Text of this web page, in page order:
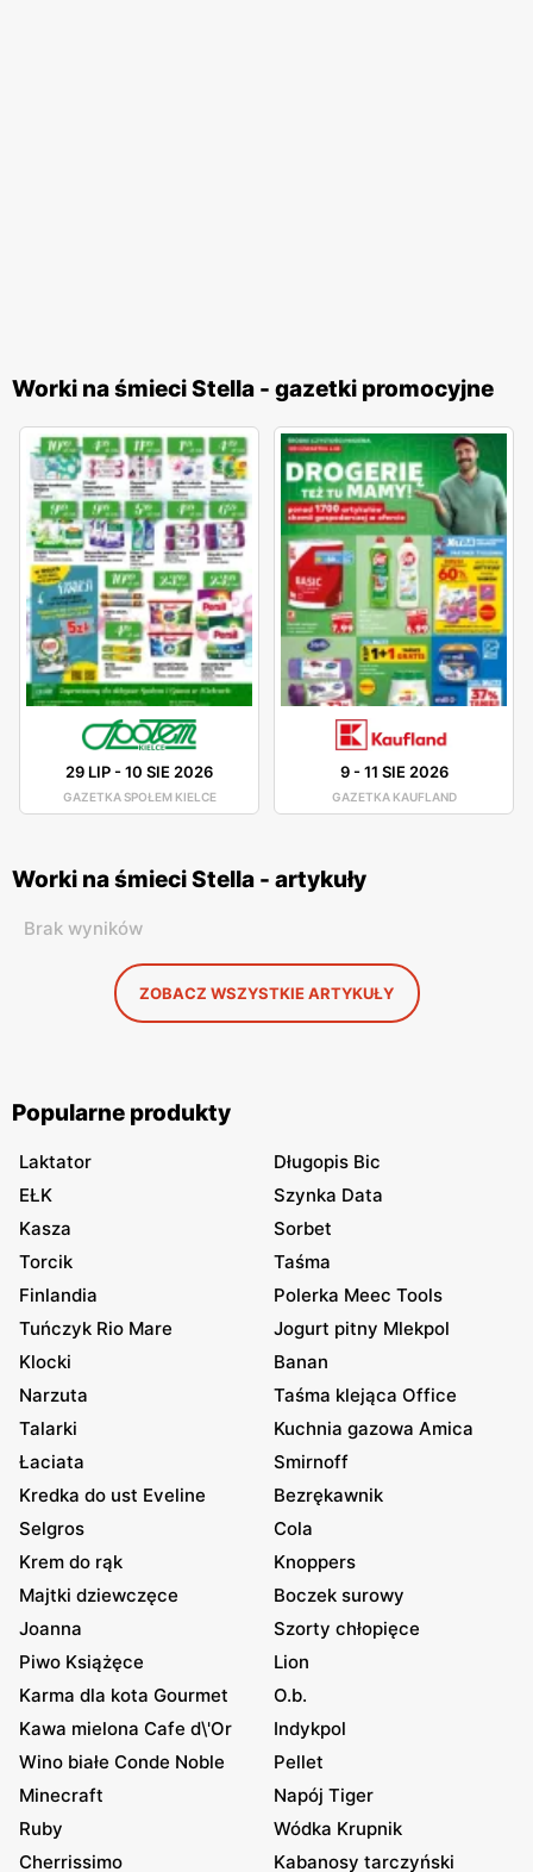
Worki na śmieci Stella - gazetki promocyjne
29 LIP-10 SIE 2026
GAZETKA SPOŁEM KIELCE
9-11 SIE 2026
GAZETKA KAUFLAND
Worki na śmieci Stella - artykuły
Brak wyników
ZOBACZ WSZYSTKIE ARTYKUŁY
Popularne produkty
Laktator
Długopis Bic
EŁK
Szynka Data
Kasza
Sorbet
Torcik
Taśma
Finlandia
Polerka Meec Tools
Tuńczyk Rio Mare
Jogurt pitny Mlekpol
Klocki
Banan
Narzuta
Taśma klejąca Office
Talarki
Kuchnia gazowa Amica
Łaciata
Smirnoff
Kredka do ust Eveline
Bezrękawnik
Selgros
Cola
Krem do rąk
Knoppers
Majtki dziewczęce
Boczek surowy
Joanna
Szorty chłopięce
Piwo Książęce
Lion
Karma dla kota Gourmet
O.b.
Kawa mielona Cafe d\'Or
Indykpol
Wino białe Conde Noble
Pellet
Minecraft
Napój Tiger
Ruby
Wódka Krupnik
Cherrissimo
Kabanosy tarczyński